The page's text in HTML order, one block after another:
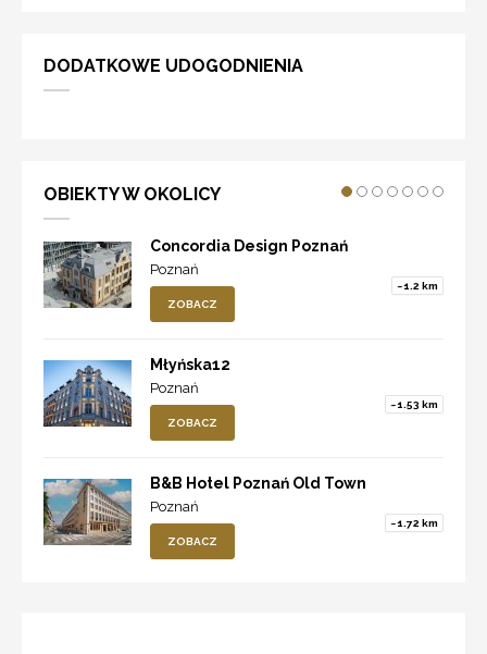
DODATKOWE UDOGODNIENIA
OBIEKTY W OKOLICY
Concordia Design Poznań
Poznań
~1.2 km
ZOBACZ
Młyńska12
Poznań
~1.53 km
ZOBACZ
B&B Hotel Poznań Old Town
Poznań
~1.72 km
ZOBACZ